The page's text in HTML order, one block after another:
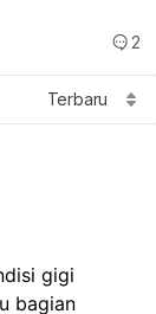
2
Terbaru
gigi
bagian